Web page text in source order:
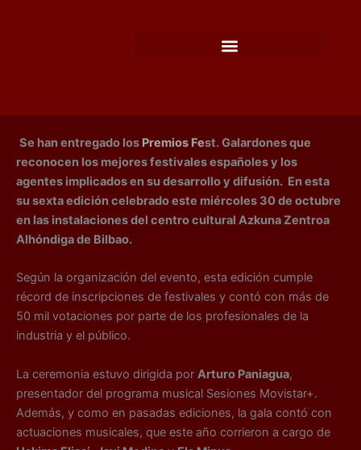
Se han entregado los Premios Fest. Galardones que
reconocen los mejores festivales españoles y los
agentes implicados en su desarrollo y difusión. En esta
su sexta edición celebrado este miércoles 30 de octubre
en las instalaciones del centro cultural Azkuna Zentroa
Alhóndiga de Bilbao.
Según la organización del evento, esta edición cumple
récord de inscripciones de festivales y contó con más de
50 mil votaciones por parte de los profesionales de la
industria y el público.
La ceremonia estuvo dirigida por Arturo Paniagua,
presentador del programa musical Sesiones Movistar+.
Además, y como en pasadas ediciones, la gala contó con
actuaciones musicales, que este año corrieron a cargo de